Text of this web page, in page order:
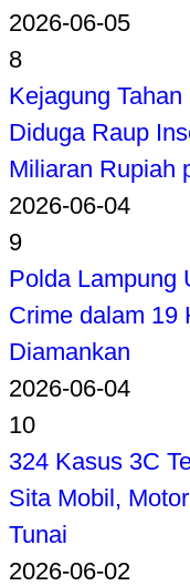
2026-06-05
8
Kejagung
Diduga Raup
Miliaran Rupiah
2026-06-04
9
Polda Lampung
Crime dalam 19
Diamankan
2026-06-04
10
324 Kasus 3C
Sita Mobil,
Tunai
2026-06-02